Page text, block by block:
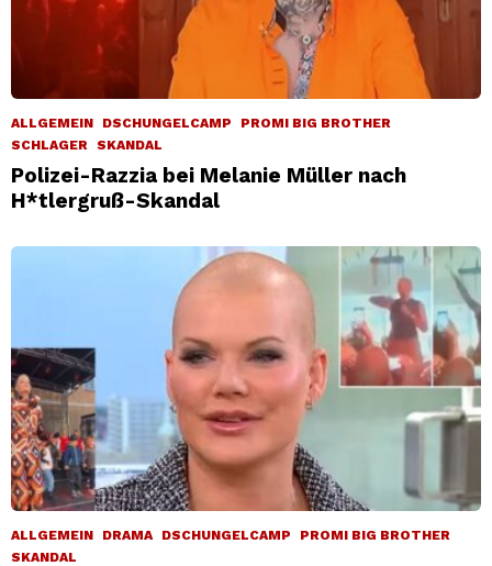
ALLGEMEIN DSCHUNGELCAMP
PROMI BIG BROTHER
SCHLAGER SKANDAL
Polizei-Razzia bei Melanie Müller nach
H*tlergruß-Skandal
ALLGEMEIN DRAMA DSCHUNGELCAMP
PROMI BIG BROTHER
SKANDAL